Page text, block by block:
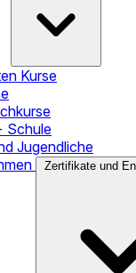
Kurse
Schule
Jugendliche
Zertifikate und